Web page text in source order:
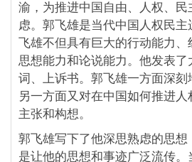
渝，为推进中国自由、人权、
虑。郭飞雄是当代中国人权民
飞雄不但具有巨大的行动能力
思想能力和论说能力。他发表
词、上诉书。郭飞雄一方面深
另一方面又对在中国如何推进
主张和构想。
郭飞雄写下了他深思熟虑的思
是让他的思想和事迹广泛流传